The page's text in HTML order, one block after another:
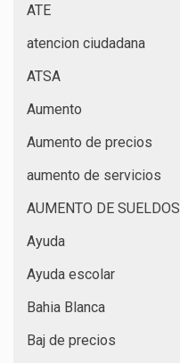
ATE
atencion ciudadana
ATSA
Aumento
Aumento de precios
aumento de servicios
AUMENTO DE SUELDOS
Ayuda
Ayuda escolar
Bahia Blanca
Baj de precios